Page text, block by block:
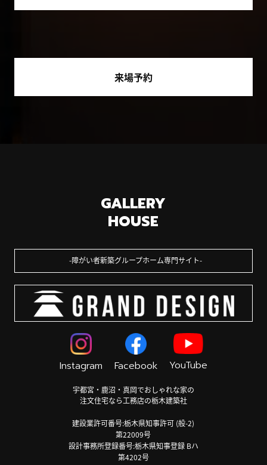
来場予約
GALLERY
HOUSE
障がい者新築グループホーム専門サイト
Instagram Facebook YouTube
宇都宮・鹿沼・真岡でおしゃれな家の
注文住宅なら工務店の栃木建築社
建設業許可番号:栃木県知事許可 (般-2)
第22009号
設計事務所登録番号:栃木県知事登録 Bハ
第4202号